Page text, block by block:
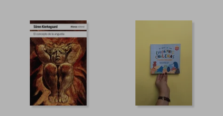
50%
Off